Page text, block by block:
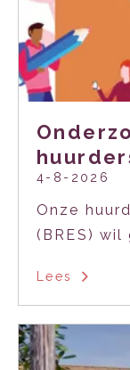
4-8-2026
Onze
(BRES) wil
Lees